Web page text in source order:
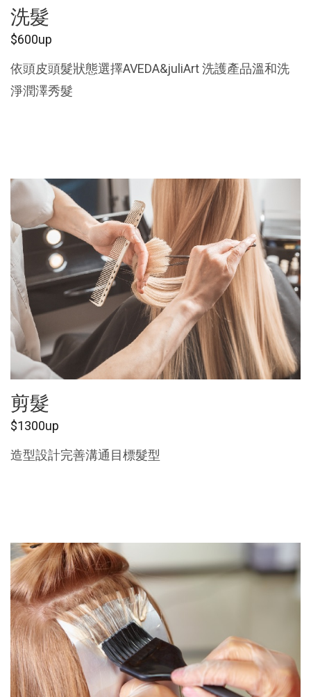
洗髮
$600up
依頭皮頭髮狀態選擇AVEDA&juliArt 洗護產品溫和洗
淨潤澤秀髮
剪髮
$1300up
造型設計完善溝通目標髮型